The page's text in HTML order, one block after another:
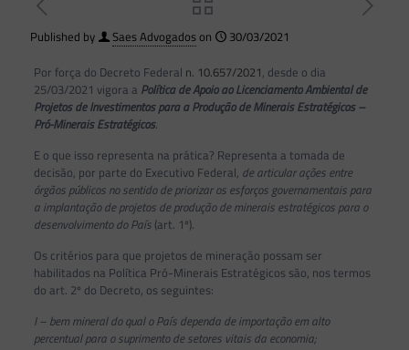
Published by Saes Advogadoson
30/03/2021
Por força do Decreto Federal n. 10.657/2021, desde o dia
25/03/2021 vigora a Política de Apoio ao Licenciamento Ambiental de
Projetos de Investimentos para a Produção de Minerais Estratégicos –
Pró-Minerais Estratégicos.
E o que isso representa na prática? Representa a tomada de
decisão, por parte do Executivo Federal, de articular ações entre
órgãos públicos no sentido depriorizar os esforços governamentais para
a implantação de projetos de produção de minerais estratégicos para o
desenvolvimento do País(art. 1º).
Os critérios para que projetos de mineração possam ser
habilitados na Política Pró-Minerais Estratégicos são, nos termos
do art. 2º do Decreto, os seguintes:
I – bem mineral do qual o País dependa de importação em alto
percentual para o suprimento de setores vitais da economia;